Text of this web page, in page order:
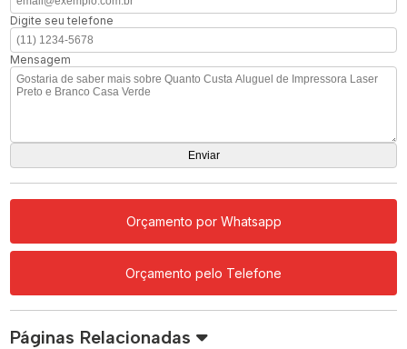
Digite seu telefone
Mensagem
Orçamento por Whatsapp
Orçamento pelo Telefone
Páginas Relacionadas